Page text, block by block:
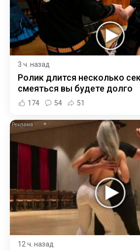
3 ч. назад
Ролик длится несколько
смеяться вы будете долго
174 54 51
12 ч. назад